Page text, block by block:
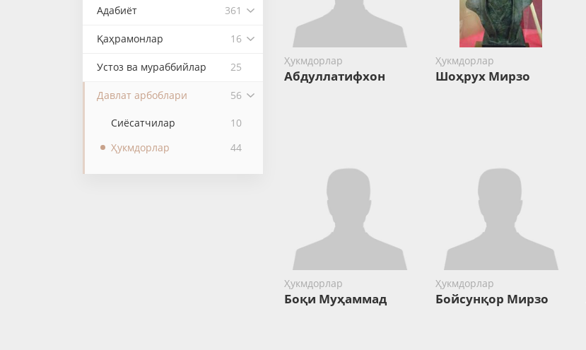
Адабиёт 361
Қаҳрамонлар 16
Устоз ва мураббийлар 25
Давлат арбоблари 56
Сиёсатчилар
10
Ҳукмдорлар
44
Ҳукмдорлар
Абдуллатифхон
Ҳукмдорлар
Шоҳрух Мирзо
Ҳукмдорлар
Боқи Муҳаммад
Ҳукмдорлар
Бойсунқор Мирзо